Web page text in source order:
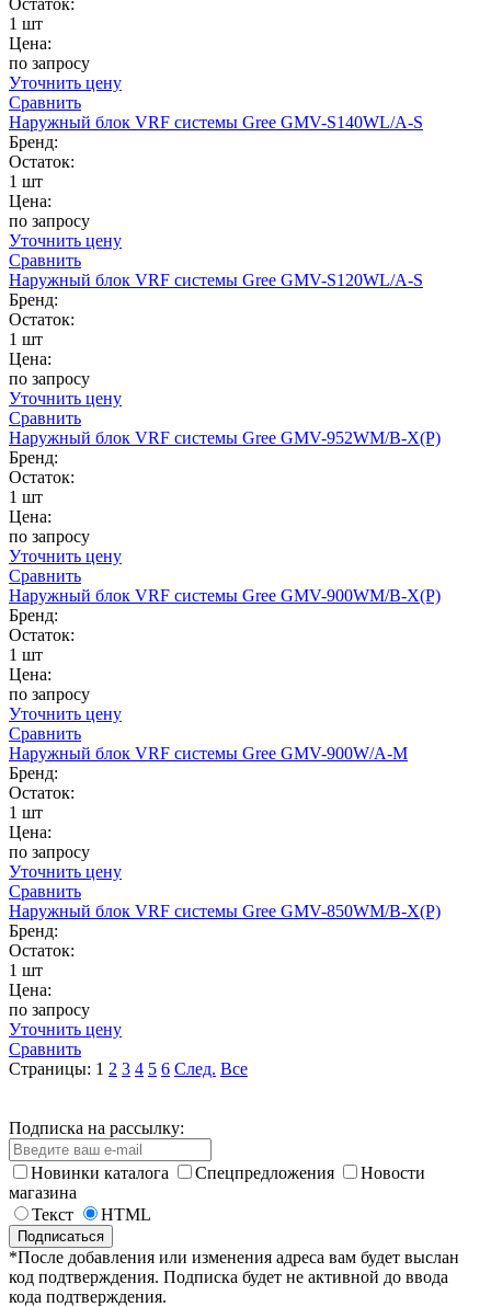
1 шт
Цена:
по запросу
Уточнить цену
Сравнить
Наружный блок VRF системы Gree GMV-S140WL/A-S
Бренд:
Остаток:
1 шт
Цена:
по запросу
Уточнить цену
Сравнить
Наружный блок VRF системы Gree GMV-S120WL/A-S
Бренд:
Остаток:
1 шт
Цена:
по запросу
Уточнить цену
Сравнить
Наружный блок VRF системы Gree GMV-952WM/B-X(P)
Бренд:
Остаток:
1 шт
Цена:
по запросу
Уточнить цену
Сравнить
Наружный блок VRF системы Gree GMV-900WM/B-X(P)
Бренд:
Остаток:
1 шт
Цена:
по запросу
Уточнить цену
Сравнить
Наружный блок VRF системы Gree GMV-900W/A-M
Бренд:
Остаток:
1 шт
Цена:
по запросу
Уточнить цену
Сравнить
Наружный блок VRF системы Gree GMV-850WM/B-X(P)
Бренд:
Остаток:
1 шт
Цена:
по запросу
Уточнить цену
Сравнить
Страницы: 1 2 3 4 5 6 След. Все
Подписка на рассылку:
Новинки каталога Спецпредложения
Новости
магазина
Текст
HTML
*После добавления или изменения адреса вам будет выслан
код подтверждения. Подписка будет не активной до ввода
кода подтверждения.